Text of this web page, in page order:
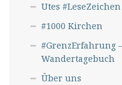
Utes #LeseZeichen
#1000 Kirchen
#GrenzErfahrung
Wandertagebuch
Über uns